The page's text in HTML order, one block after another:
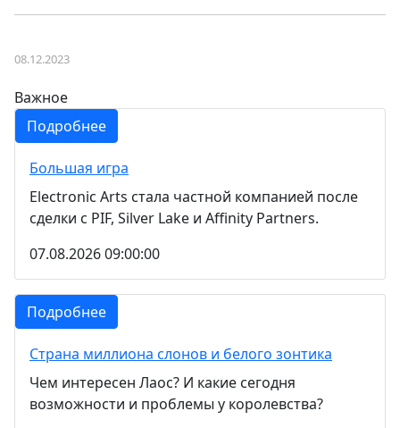
08.12.2023
Важное
Подробнее
Большая игра
Electronic Arts стала частной компанией после
сделки с PIF, Silver Lake и Affinity Partners.
07.08.2026 09:00:00
Подробнее
Страна миллиона слонов и белого зонтика
Чем интересен Лаос? И какие сегодня
возможности и проблемы у королевства?